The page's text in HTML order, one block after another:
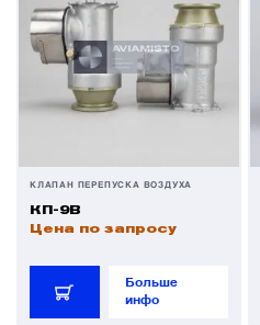
КЛАПАН ПЕРЕПУСКА ВОЗДУХА
КП-9В
Цена по запросу
Больше
инфо